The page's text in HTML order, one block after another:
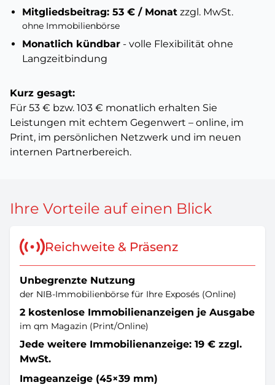
Mitgliedsbeitrag: 53 € / Monat zzgl. MwSt.
ohne Immobilienbörse
Monatlich kündbar - volle Flexibilität ohne
Langzeitbindung
Kurz gesagt:
Für 53 € bzw. 103 € monatlich erhalten Sie
Leistungen mit echtem Gegenwert – online, im
Print, im persönlichen Netzwerk und im neuen
internen Partnerbereich.
Ihre Vorteile auf einen Blick
Reichweite & Präsenz
Unbegrenzte Nutzung
der NIB-Immobilienbörse für Ihre Exposés (Online)
2 kostenlose Immobilienanzeigen je Ausgabe
im qm Magazin (Print/Online)
Jede weitere Immobilienanzeige: 19 € zzgl.
MwSt.
Imageanzeige (45×39 mm)